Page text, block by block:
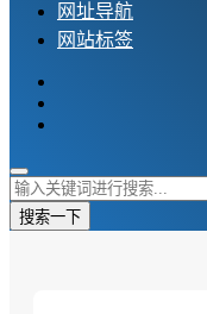
网址导航
网站标签
搜索一下